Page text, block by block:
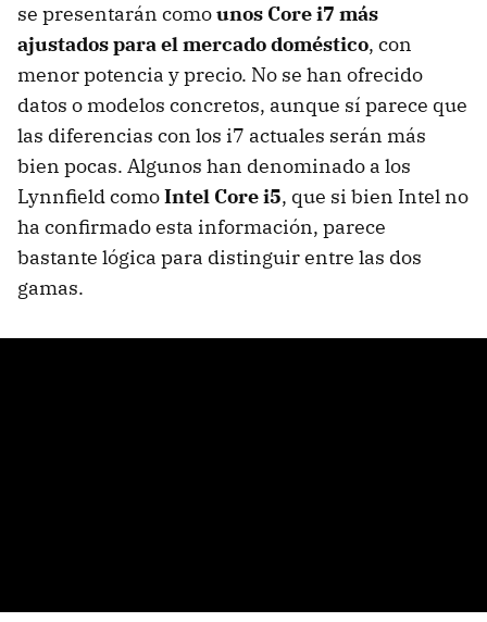
se presentarán comounos Core i7 más
ajustados para el mercado doméstico, con
menor potencia y precio. No se han ofrecido
datos o modelos concretos, aunque sí parece que
las diferencias con los i7 actuales serán más
bien pocas. Algunos han denominado a los
Lynnfield comoIntel Core i5, que si bien Intel no
ha confirmado esta información, parece
bastante lógica para distinguir entre las dos
gamas.